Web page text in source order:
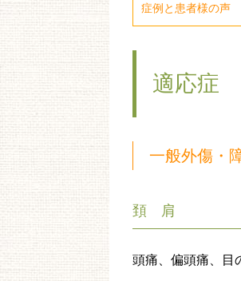
症例と患者様の声
適応症
一般外傷・
頚 肩
頭痛、偏頭痛、目